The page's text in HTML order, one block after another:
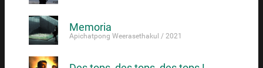
Memoria
Apichatpong Weerasethakul / 2021